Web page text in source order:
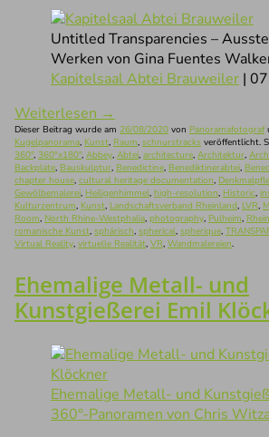
Untitled Transparencies –
Werken von Gina Fuentes
Kapitelsaal Abtei Brauweiler |
Weiterlesen →
Dieser Beitrag wurde am 26/08/2020 von Panoramafotograf
Kugelpanorama, Kunst, Raum, schnurstracks veröffentlicht.
360°, 360°x180°, Abbey, Abtei, architecture, Architektur,
Backplate, Bauskulptur, Benedictine, Benediktinerabtei,
chapter house, cultural heritage documentation,
Gewölbemalerei, Heiligenhimmel, high-resolution, Historic,
Kulturzentrum, Kunst, Landschaftsverband Rheinland, LVR,
Room, North Rhine-Westphalia, photography, Pulheim,
romanische Kunst, sphärisch, spherical, spherique,
Virtual Reality, virtuelle Realität, VR, Wandmalereien.
Ehemalige Metall- und
Kunstgießerei Emil
Ehemalige Metall- und
360°-Panoramen von Chris